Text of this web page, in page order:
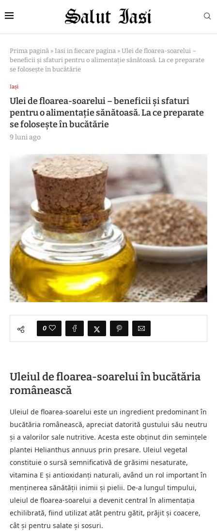
Prima pagină » Iasi in fiecare pagina » Ulei de floarea-soarelui –
beneficii și sfaturi pentru o alimentație sănătoasă. La ce preparate
se folosește în bucătărie
Iași
Ulei de floarea-soarelui – beneficii și sfaturi
pentru o alimentație sănătoasă. La ce preparate
se folosește în bucătărie
9 luni ago
0
Uleiul de floarea-soarelui în bucătăria
românească
Uleiul de floarea-soarelui este un ingredient predominant în
bucătăria românească, apreciat datorită gustului său neutru
și a valorilor sale nutritive. Acesta este obținut din semințele
plantei Helianthus annuus prin presare. Uleiul vegetal
constituie o sursă semnificativă de grăsimi nesaturate,
vitamina E și antioxidanți naturali, având un rol important în
menținerea sănătății inimii și pielii. De-a lungul timpului,
uleiul de floarea-soarelui a devenit central în alimentația
echilibrată, fiind utilizat atât pentru gătit, prăjit și coacere,
cât și pentru salate și sosuri.